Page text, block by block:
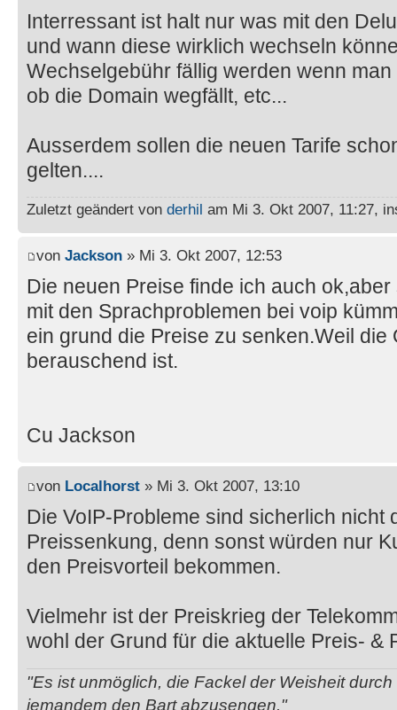
Interressant ist halt nur was mit den
und wann diese wirklich wechseln
Wechselgebühr fällig werden wenn
ob die Domain wegfällt, etc...
Ausserdem sollen die neuen Tarife
gelten....
Zuletzt geändert von derhil am Mi 3. Okt 2007, 11:27,
von Jackson » Mi 3. Okt 2007, 12:53
Die neuen Preise finde ich auch
mit den Sprachproblemen bei voip
ein grund die Preise zu senken.Weil die
berauschend ist.
Cu Jackson
von Localhorst » Mi 3. Okt 2007, 13:10
Die VoIP-Probleme sind sicherlich nicht
Preissenkung, denn sonst würden nur
den Preisvorteil bekommen.
Vielmehr ist der Preiskrieg der
wohl der Grund für die aktuelle Preis- &
"Es ist unmöglich, die Fackel der Weisheit
jemandem den Bart abzusengen."